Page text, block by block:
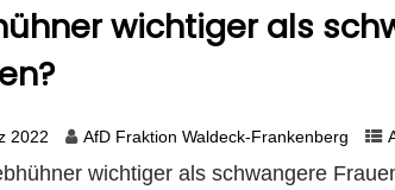
wichtiger als
2022 AfD Fraktion Waldeck-Frankenberg
wichtiger als schwangere